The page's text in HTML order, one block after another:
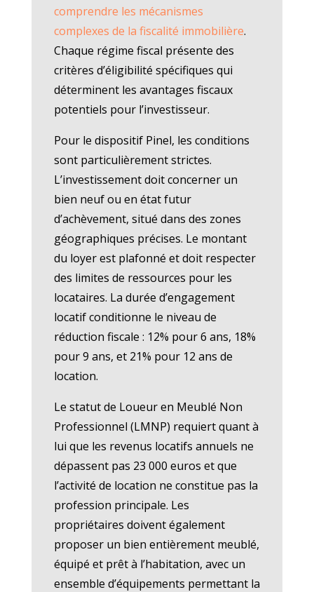
comprendre les mécanismes
complexes de la fiscalité immobilière.
Chaque régime fiscal présente des
critères d’éligibilité spécifiques qui
déterminent les avantages fiscaux
potentiels pour l’investisseur.
Pour le dispositif Pinel, les conditions
sont particulièrement strictes.
L’investissement doit concerner un
bien neuf ou en état futur
d’achèvement, situé dans des zones
géographiques précises. Le montant
du loyer est plafonné et doit respecter
des limites de ressources pour les
locataires. La durée d’engagement
locatif conditionne le niveau de
réduction fiscale : 12% pour 6 ans, 18%
pour 9 ans, et 21% pour 12 ans de
location.
Le statut de Loueur en Meublé Non
Professionnel (LMNP) requiert quant à
lui que les revenus locatifs annuels ne
dépassent pas 23 000 euros et que
l’activité de location ne constitue pas la
profession principale. Les
propriétaires doivent également
proposer un bien entièrement meublé,
équipé et prêt à l’habitation, avec un
ensemble d’équipements permettant la